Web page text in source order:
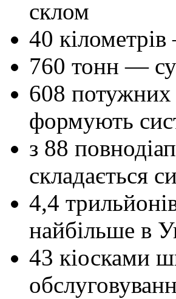
склом
40
760 тонн —
608 потужних
формують
з 88
складається
4,4
найбільше в
43 кіосками